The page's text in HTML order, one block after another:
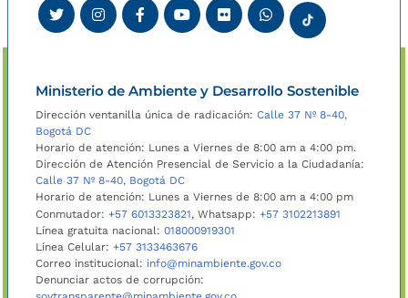
Ministerio de Ambiente y Desarrollo Sostenible
Dirección ventanilla única de radicación: Calle 37 Nº 8-40,
Bogotá DC
Horario de atención: Lunes a Viernes de 8:00 am a 4:00 pm.
Dirección de Atención Presencial de Servicio a la Ciudadanía:
Calle 37 Nº 8-40, Bogotá DC
Horario de atención: Lunes a Viernes de 8:00 am a 4:00 pm
Conmutador: +57 6013323821, Whatsapp: +57 3102213891
Línea gratuita nacional: 018000919301
Línea Celular: +57 3133463676
Correo institucional: info@minambiente.gov.co
Denunciar actos de corrupción: